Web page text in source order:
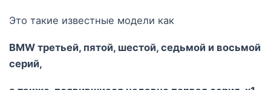
Это такие известные модели как
BMW третьей, пятой, шестой, седьмой и восьмой
серий,